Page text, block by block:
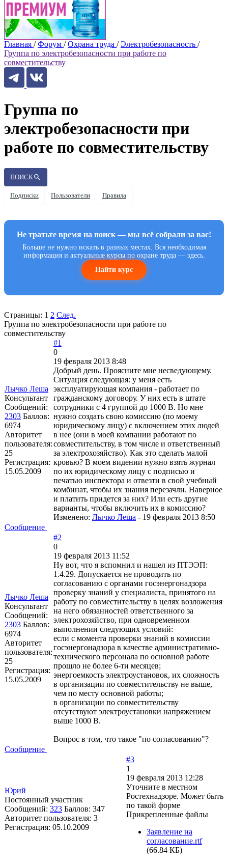
Главная / Форум / Охрана труда / Электробезопасность /
Группа по электробезопасности при работе по
совместительству
Группа по
электробезопасности при
работе по совместительству
ПОИСК
Подписки Пользователи Правила
Не тратьте время на поиск — мы всё собрали за вас!
Больше не нужно искать в разных местах. Вся необходимая
информация и актуальные курсы по охране труда — здесь.
Найти курс
Страницы: 1 2 След.
Группа по электробезопасности при работе по
совместительству
Лычко Леша
Консультант
Сообщений:
2303 Баллов:
6974
Авторитет
пользователя:
25
Регистрация:
15.05.2009
#1
0
19 февраля 2013 8:48
Добрый день. Проясните мне несведующему.
Ситуация следующая: у меня есть
эксплуатирующая компания - работает по
гражданскому договору. У них есть в штате
сотрудники с 4 группой до 1000 В. Но мне
нужно создать свою комиссию (по моему
юридическому лицу) с включением этих людей
в нее (они в моей компании работают по
совместительству, в том числе и ответственный
за электрохозяйство). Как это сделать малой
кровью? В моем видении нужно взять журнал
по их юридическому лицу с подписью и
печатью инспектора и отвезти в свой учебный
комбинат, чтобы их знания перезачли. Наверное
и платить придется за них? Или есть другие
варианты, чтобы включить их в комиссию?
Изменено: Лычко Леша - 19 февраля 2013 8:50
Сообщение
Лычко Леша
Консультант
Сообщений:
2303 Баллов:
6974
Авторитет
пользователя:
25
Регистрация:
15.05.2009
#2
0
19 февраля 2013 11:52
Ну вот, что я вспомнил и нашел из ПТЭЭП:
1.4.29. Допускается не проводить по
согласованию с органами госэнергонадзора
проверку знаний у специалиста, принятого на
работу по совместительству в целях возложения
на него обязанностей ответственного за
электрохозяйство, при одновременном
выполнении следующих условий:
если с момента проверки знаний в комиссии
госэнергонадзора в качестве административно-
технического персонала по основной работе
прошло не более 6-ти месяцев;
энергоемкость электроустановок, их сложность
в организации по совместительству не выше,
чем по месту основной работы;
в организации по совместительству
отсутствуют электроустановки напряжением
выше 1000 В.
Вопрос в том, что такое "по согласованию"?
Сообщение
Юрий
Постоянный участник
Сообщений: 323 Баллов: 347
Авторитет пользователя: 3
Регистрация: 05.10.2009
#3
1
19 февраля 2013 12:28
Уточните в местном
Ростехнадзоре. Может быть
по такой форме
Прикрепленные файлы
Заявление на
согласование.rtf
(66.84 КБ)